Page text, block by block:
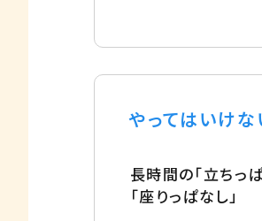
やってはいけ
長時間の「立ちっぱ
「座りっぱなし」